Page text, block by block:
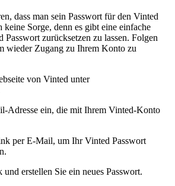
dass man sein Passwort für den Vinted
Sorge, denn es gibt eine einfache
zurücksetzen zu lassen. Folgen
wieder Zugang zu Ihrem Konto zu
von Vinted unter
Adresse ein, die mit Ihrem Vinted-Konto
per E-Mail, um Ihr Vinted Passwort
erstellen Sie ein neues Passwort.